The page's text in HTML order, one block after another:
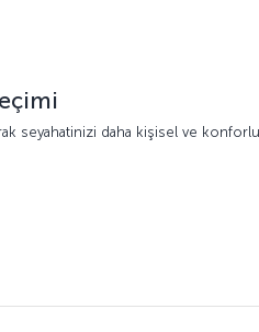
seyahatinizi daha kişisel ve